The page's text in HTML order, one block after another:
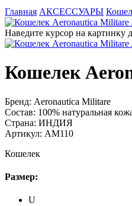
Главная АКСЕССУАРЫ
Наведите курсор на картинку
Кошелек
Бренд: Aeronautica Militare
Состав: 100% натуральная
Страна: ИНДИЯ
Артикул: AM110
Кошелек
Размер:
U